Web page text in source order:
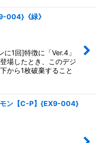
004}《緑》
に1回]特徴に「Ver.4」
場したとき、このデジ
から1枚破棄すること
ン【C-P】{EX9-004}